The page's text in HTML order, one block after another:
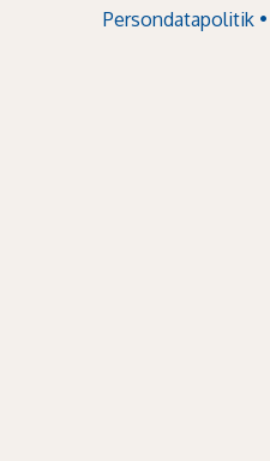
Persondatapolitik •